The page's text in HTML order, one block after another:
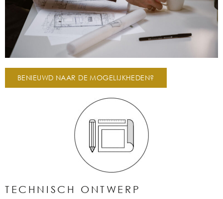
BENIEUWD NAAR DE MOGELIJKHEDEN?
TECHNISCH ONTWERP